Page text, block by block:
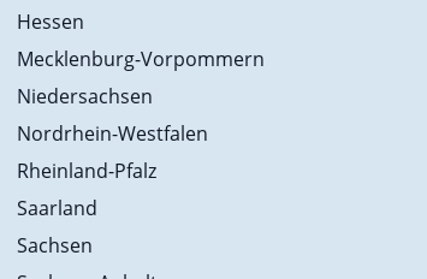
Hessen
Mecklenburg-Vorpommern
Niedersachsen
Nordrhein-Westfalen
Rheinland-Pfalz
Saarland
Sachsen